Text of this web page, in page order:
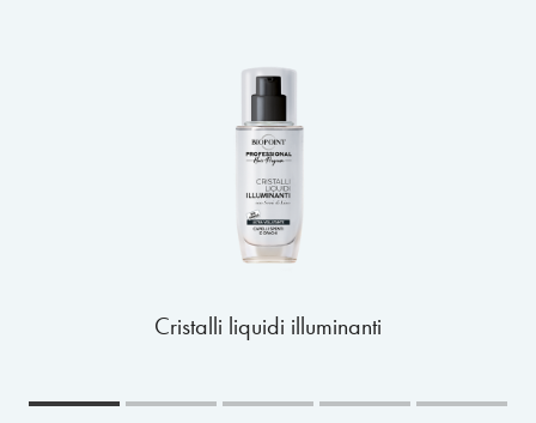
Cristalli liquidi illuminanti